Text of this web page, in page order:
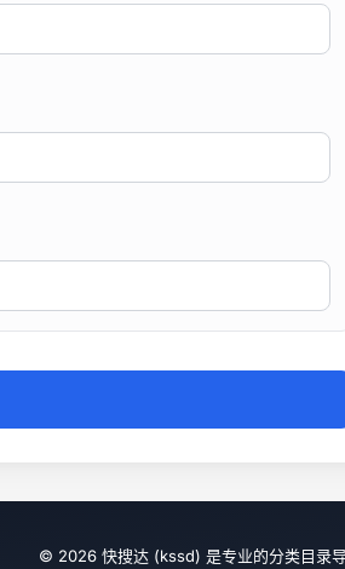
© 2026 快搜达 (kssd) 是专业的分类目录